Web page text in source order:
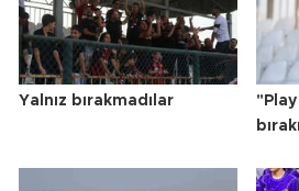
Yalnız bırakmadılar